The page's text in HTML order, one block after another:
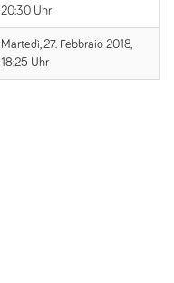
20:30 Uhr
Martedì, 27. Febbraio 2018,
18:25 Uhr